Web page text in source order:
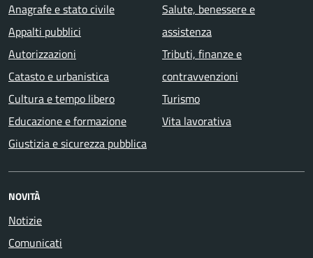
Anagrafe e stato civile
Appalti pubblici
Autorizzazioni
Catasto e urbanistica
Cultura e tempo libero
Educazione e formazione
Giustizia e sicurezza pubblica
Salute, benessere e
assistenza
Tributi, finanze e
contravvenzioni
Turismo
Vita lavorativa
NOVITÀ
Notizie
Comunicati